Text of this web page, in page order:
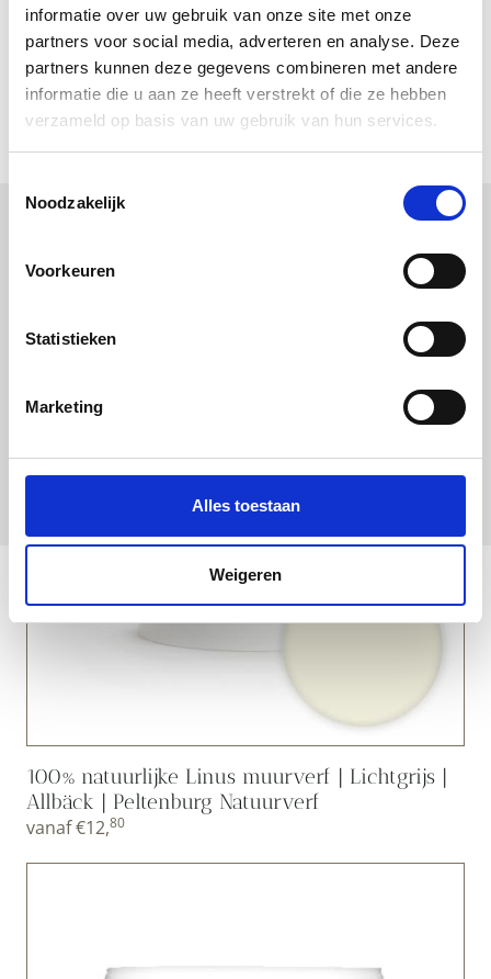
informatie over uw gebruik van onze site met onze
partners voor social media, adverteren en analyse. Deze
partners kunnen deze gegevens combineren met andere
informatie die u aan ze heeft verstrekt of die ze hebben
verzameld op basis van uw gebruik van hun services.
Noodzakelijk
Voorkeuren
Statistieken
Marketing
Alles toestaan
Weigeren
Allback Handboekje (pdf)
Allbäck Little Handbook (pdf)
Allbäck Le petit livre de la peinture (pdf)
Allbäck Kleines Handbuch (pdf)
Uitgelichte producten
100% natuurlijke Linus muurverf | Lichtgrijs |
Allbäck | Peltenburg Natuurverf
vanaf€12,80